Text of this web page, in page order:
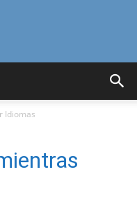
Curiosidades
Idiomas